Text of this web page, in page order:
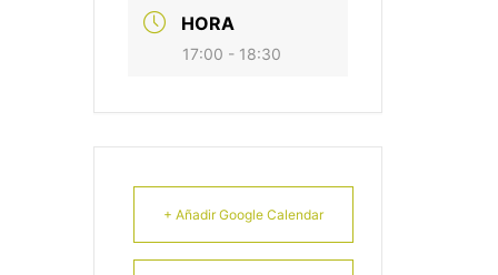
HORA
17:00 - 18:30
+ Añadir Google Calendar